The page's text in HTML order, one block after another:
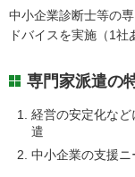
中小企業診断士等の
ドバイスを実施（1社
専門家派遣の
経営の安定化な
遣
中小企業の支援